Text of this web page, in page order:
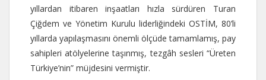
yıllardan itibaren inşaatları hızla sürdüren Turan
Çiğdem ve Yönetim Kurulu liderliğindeki OSTİM, 80’li
yıllarda yapılaşmasını önemli ölçüde tamamlamış, pay
sahipleri atölyelerine taşınmış, tezgâh sesleri “Üreten
Türkiye’nin” müjdesini vermiştir.